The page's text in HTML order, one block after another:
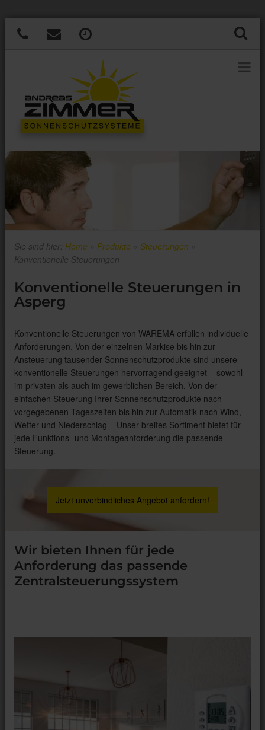
Sie sind hier: Home» Produkte» Steuerungen »
Konventionelle Steuerungen
Konventionelle Steuerungen in
Asperg
Konventionelle Steuerungen von WAREMA erfüllen individuelle
Anforderungen. Von der einzelnen Markise bis hin zur
Ansteuerung tausender Sonnenschutzprodukte sind unsere
konventionelle Steuerungen hervorragend geeignet – sowohl
im privaten als auch im gewerblichen Bereich. Von der
einfachen Steuerung Ihrer Sonnenschutzprodukte nach
vorgegebenen Tageszeiten bis hin zur Automatik nach Wind,
Wetter und Niederschlag – Unser breites Sortiment bietet für
jede Funktions- und Montageanforderung die passende
Steuerung.
Jetzt unverbindliches Angebot anfordern!
Wir bieten Ihnen für jede
Anforderung das passende
Zentralsteuerungssystem